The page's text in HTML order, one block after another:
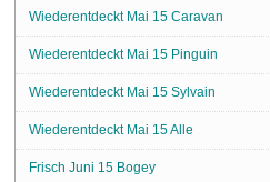
Wiederentdeckt Mai 15 Caravan
Wiederentdeckt Mai 15 Pinguin
Wiederentdeckt Mai 15 Sylvain
Wiederentdeckt Mai 15 Alle
Frisch Juni 15 Bogey